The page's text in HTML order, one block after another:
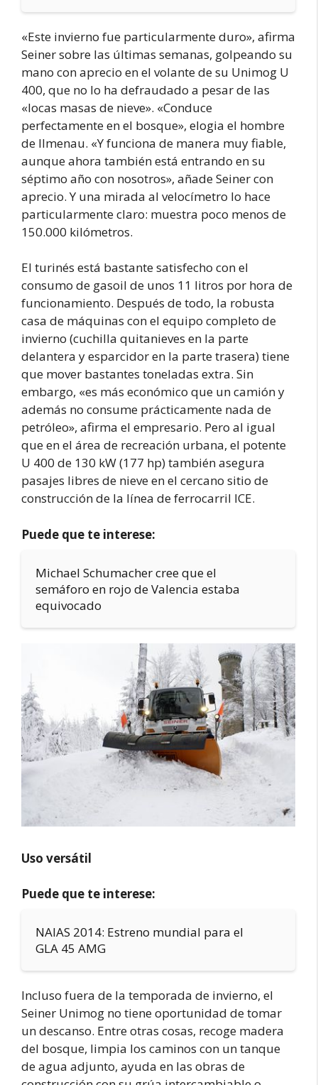
«Este invierno fue particularmente duro», afirma
Seiner sobre las últimas semanas, golpeando su
mano con aprecio en el volante de su Unimog U
400, que no lo ha defraudado a pesar de las
«locas masas de nieve». «Conduce
perfectamente en el bosque», elogia el hombre
de Ilmenau. «Y funciona de manera muy fiable,
aunque ahora también está entrando en su
séptimo año con nosotros», añade Seiner con
aprecio. Y una mirada al velocímetro lo hace
particularmente claro: muestra poco menos de
150.000 kilómetros.
El turinés está bastante satisfecho con el
consumo de gasoil de unos 11 litros por hora de
funcionamiento. Después de todo, la robusta
casa de máquinas con el equipo completo de
invierno (cuchilla quitanieves en la parte
delantera y esparcidor en la parte trasera) tiene
que mover bastantes toneladas extra. Sin
embargo, «es más económico que un camión y
además no consume prácticamente nada de
petróleo», afirma el empresario. Pero al igual
que en el área de recreación urbana, el potente
U 400 de 130 kW (177 hp) también asegura
pasajes libres de nieve en el cercano sitio de
construcción de la línea de ferrocarril ICE.
Puede que te interese:
Michael Schumacher cree que el
semáforo en rojo de Valencia estaba
equivocado
Uso versátil
Puede que te interese:
NAIAS 2014: Estreno mundial para el
GLA 45 AMG
Incluso fuera de la temporada de invierno, el
Seiner Unimog no tiene oportunidad de tomar
un descanso. Entre otras cosas, recoge madera
del bosque, limpia los caminos con un tanque
de agua adjunto, ayuda en las obras de